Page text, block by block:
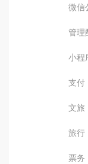
微信
管理
小程
支付
文旅
旅行
票务